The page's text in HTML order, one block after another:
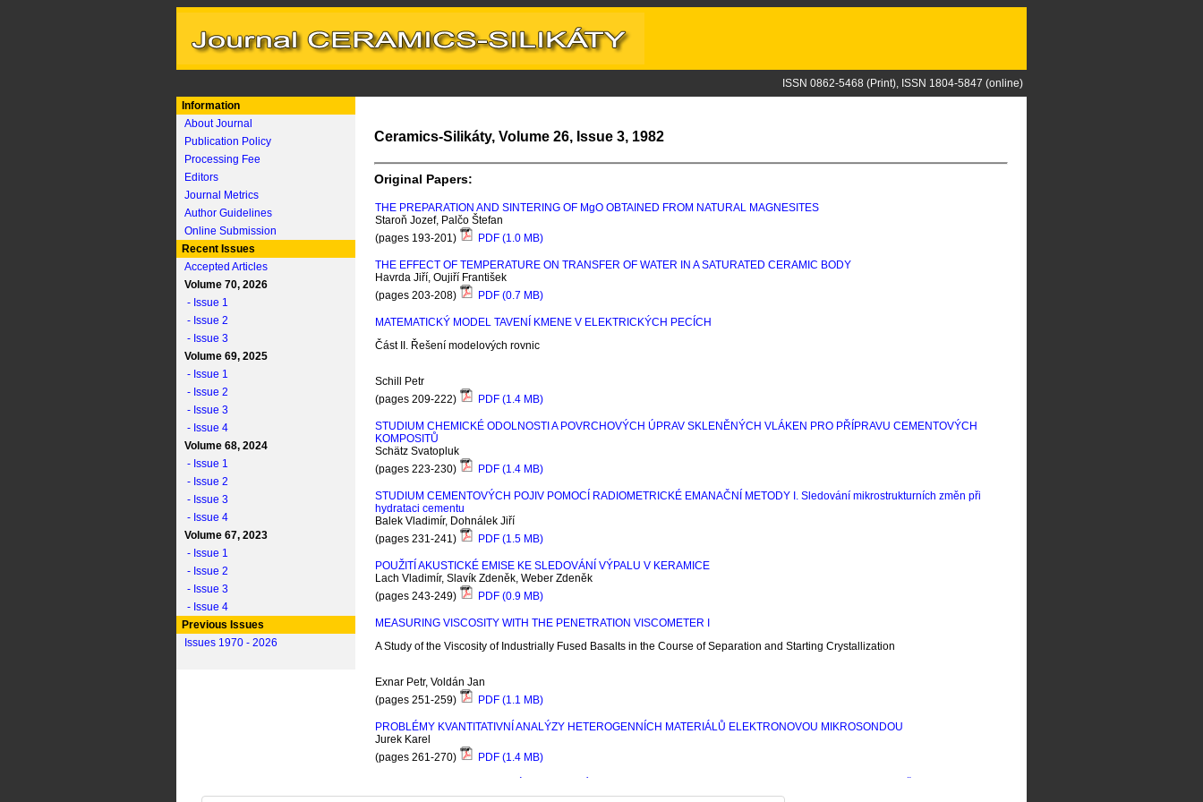
ISSN 0862-5468 (Print), ISSN 1804-5847 (online)
Information
About Journal
Publication Policy
Processing Fee
Editors
Journal Metrics
Author Guidelines
Online Submission
Recent Issues
Accepted Articles
Volume 70, 2026
- Issue 1
- Issue 2
- Issue 3
Volume 69, 2025
- Issue 1
- Issue 2
- Issue 3
- Issue 4
Volume 68, 2024
- Issue 1
- Issue 2
- Issue 3
- Issue 4
Volume 67, 2023
- Issue 1
- Issue 2
- Issue 3
- Issue 4
Previous Issues
Issues 1970 - 2026
Ceramics-Silikáty, Volume 26, Issue 3, 1982
Original Papers:
THE PREPARATION AND SINTERING OF MgO OBTAINED FROM NATURAL MAGNESITES
Staroň Jozef, Palčo Štefan
(pages 193-201)
PDF (1.0 MB)
THE EFFECT OF TEMPERATURE ON TRANSFER OF WATER IN A SATURATED CERAMIC BODY
Havrda Jiří, Oujiří František
(pages 203-208)
PDF (0.7 MB)
MATEMATICKÝ MODEL TAVENÍ KMENE V ELEKTRICKÝCH PECÍCH
ČástII. Řešení modelových rovnic
Schill Petr
(pages 209-222)
PDF (1.4 MB)
STUDIUM CHEMICKÉ ODOLNOSTI A POVRCHOVÝCH ÚPRAV SKLENĚNÝCH VLÁKEN PRO PŘÍPRAVU CEMENTOVÝCH
KOMPOSITŮ
Schätz Svatopluk
(pages 223-230)
PDF (1.4 MB)
STUDIUM CEMENTOVÝCH POJIV POMOCÍ RADIOMETRICKÉ EMANAČNÍ METODY I. S ledování mikrostrukturních změn při
hydrataci cementu
Balek Vladimír, Dohnálek Jiří
(pages 231-241)
PDF (1.5 MB)
POUŽITÍ AKUSTICKÉ EMISE KE SLEDOVÁNÍ VÝPALU V KERAMICE
Lach Vladimír, Slavík Zdeněk, Weber Zdeněk
(pages 243-249)
PDF (0.9 MB)
MEASURING VISCOSITY WITH THE PENETRATION VISCOMETER I
A Study of the Viscosity ofI ndustrially Fused Basalts in the Course ofSeparation and Starting Crystallization
Exnar Petr, Voldán Jan
(pages 251-259)
PDF (1.1 MB)
PROBLÉMY KVANTITATIVNÍ ANALÝZY HETEROGENNÍCH MATERIÁLŮ ELEKTRONOVOU MIKROSONDOU
Jurek Karel
(pages 261-270)
PDF (1.4 MB)
GADOLINITÉHO (GdO)₃PO₄